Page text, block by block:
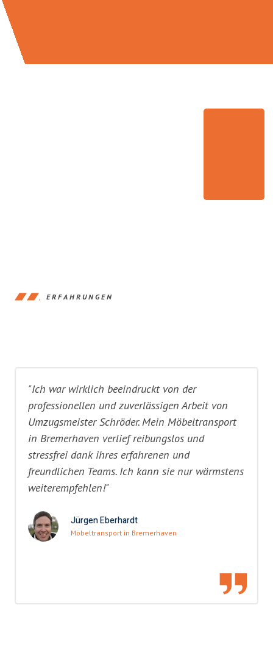
ERFAHRUNGEN
"Ich war wirklich beeindruckt von der
professionellen und zuverlässigen Arbeit von
Umzugsmeister Schröder. Mein Möbeltransport
in Bremerhaven verlief reibungslos und
stressfrei dank ihres erfahrenen und
freundlichen Teams. Ich kann sie nur wärmstens
weiterempfehlen!"
Jürgen Eberhardt
Möbeltransport in Bremerhaven